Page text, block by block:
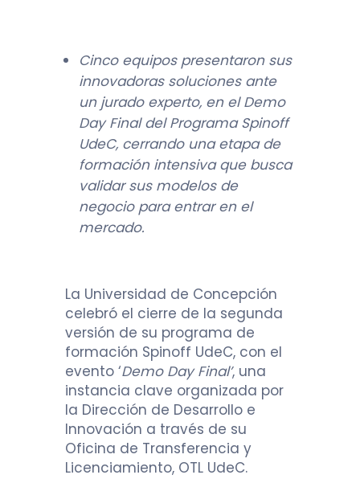
Cinco equipos presentaron sus
innovadoras soluciones ante
un jurado experto, en el Demo
Day Final del Programa Spinoff
UdeC, cerrando una etapa de
formación intensiva que busca
validar sus modelos de
negocio para entrar en el
mercado.
La Universidad de Concepción
celebró el cierre de la segunda
versión de su programa de
formación Spinoff UdeC, con el
evento ‘Demo Day Final’, una
instancia clave organizada por
la Dirección de Desarrollo e
Innovación a través de su
Oficina de Transferencia y
Licenciamiento, OTL UdeC.